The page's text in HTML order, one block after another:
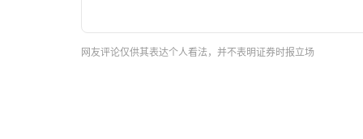
网友评论仅供其表达个人看法，并不表明证券时报立场